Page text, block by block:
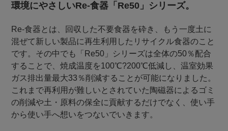
環境にやさしいRe-食器「Re50」シリーズ。
Re-食器とは、回収した不要食器を砕き、もう一度土に
混ぜて新しい製品に再生利用したリサイクル食器のこと
です。その中でも「Re50」シリーズは全体の50％配合
することで、焼成温度を100℃?200℃低減し、温室効果
ガス排出量最大33％削減することが可能になりました。
これまで再利用が難しいとされていた陶磁器によるゴミ
の削減や土・原料の保全に貢献するだけでなく、使い手
から使い手へ想いをつないでいきます。